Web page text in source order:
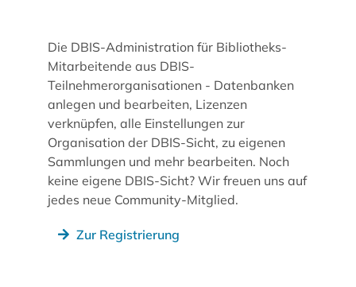
Die DBIS-Administration für Bibliotheks-
Mitarbeitende aus DBIS-
Teilnehmerorganisationen - Datenbanken
anlegen und bearbeiten, Lizenzen
verknüpfen, alle Einstellungen zur
Organisation der DBIS-Sicht, zu eigenen
Sammlungen und mehr bearbeiten. Noch
keine eigene DBIS-Sicht? Wir freuen uns auf
jedes neue Community-Mitglied.
Zur Registrierung